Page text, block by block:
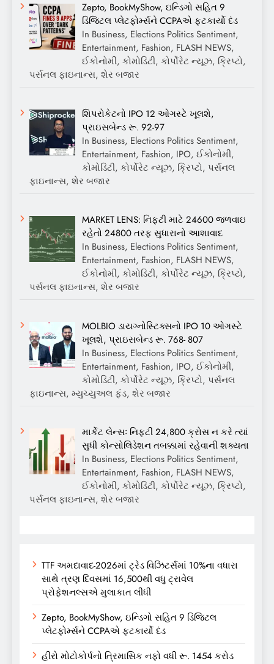
Zepto, BookMyShow, ઇન્ડિગો સહિત 9
ડિજિટલ પ્લેટફોર્મ્સને CCPAએ ફટકાર્યો દંડ
In Business, Elections Politics Sentiment,
Entertainment, Fashion, FLASH NEWS,
ઈકોનોમી, કોમોડિટી, કોર્પોરેટ ન્યૂઝ, ક્રિપ્ટો,
પર્સનલ ફાઇનાન્સ, શેર બજાર
શિપરોકેટનો IPO 12 ઓગસ્ટે ખૂલશે,
પ્રાઇસબેન્ડ રૂ. 92-97
In Business, Elections Politics Sentiment,
Entertainment, Fashion, IPO, ઈકોનોમી,
કોમોડિટી, કોર્પોરેટ ન્યૂઝ, ક્રિપ્ટો, પર્સનલ
ફાઇનાન્સ, શેર બજાર
MARKET LENS: નિફ્ટી માટે 24600 જળવાઇ
રહેતો 24800 તરફ સુધારાનો આશાવાદ
In Business, Elections Politics Sentiment,
Entertainment, Fashion, FLASH NEWS,
ઈકોનોમી, કોમોડિટી, કોર્પોરેટ ન્યૂઝ, ક્રિપ્ટો,
પર્સનલ ફાઇનાન્સ, શેર બજાર
MOLBIO ડાયગ્નોસ્ટિક્સનો IPO 10 ઓગસ્ટે
ખૂલશે, પ્રાઇસબેન્ડ રૂ. 768- 807
In Business, Elections Politics Sentiment,
Entertainment, Fashion, IPO, ઈકોનોમી,
કોમોડિટી, કોર્પોરેટ ન્યૂઝ, ક્રિપ્ટો, પર્સનલ
ફાઇનાન્સ, મ્યુચ્યુઅલ ફંડ, શેર બજાર
માર્કેટ લેન્સઃ નિફ્ટી 24,800 ક્રોસ ન કરે ત્યાં
સુધી કોન્સોલિડેશન તબક્કામાં રહેવાની શક્યતા
In Business, Elections Politics Sentiment,
Entertainment, Fashion, FLASH NEWS,
ઈકોનોમી, કોમોડિટી, કોર્પોરેટ ન્યૂઝ, ક્રિપ્ટો,
પર્સનલ ફાઇનાન્સ, શેર બજાર
TTF અમદાવાદ-2026માં ટ્રેડ વિઝિટર્સમાં 10%ના વધારા
સાથે ત્રણ દિવસમાં 16,500થી વધુ ટ્રાવેલ
પ્રોફેશનલ્સએ મુલાકાત લીધી
Zepto, BookMyShow, ઇન્ડિગો સહિત 9 ડિજિટલ
પ્લેટફોર્મ્સને CCPAએ ફટકાર્યો દંડ
હીરો મોટોકોર્પનો ત્રિમાસિક નફો વધી રૂ. 1454 કરોડ